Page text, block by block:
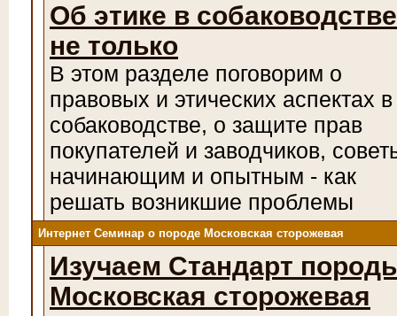
Об этике в
не только
В этом разделе поговорим о
правовых и этических аспектах в
собаководстве, о защите прав
покупателей и заводчиков,
начинающим и опытным - как
решать возникшие проблемы
Интернет Семинар о породе Московская сторожевая
Изучаем Стандарт
Московская сторожевая